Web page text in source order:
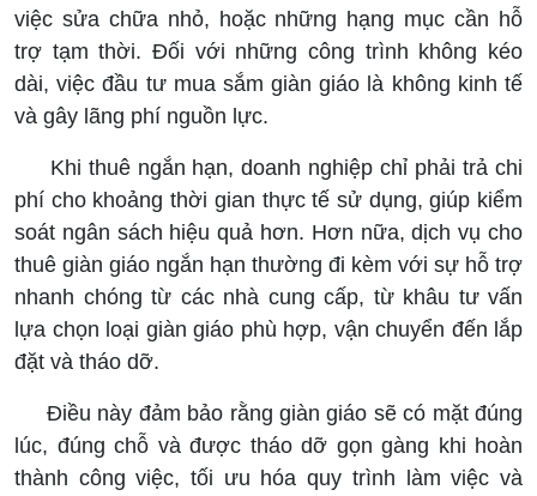
việc sửa chữa nhỏ, hoặc những hạng mục cần hỗ
trợ tạm thời. Đối với những công trình không kéo
dài, việc đầu tư mua sắm giàn giáo là không kinh tế
và gây lãng phí nguồn lực.
Khi thuê ngắn hạn, doanh nghiệp chỉ phải trả chi
phí cho khoảng thời gian thực tế sử dụng, giúp kiểm
soát ngân sách hiệu quả hơn. Hơn nữa, dịch vụ cho
thuê giàn giáo ngắn hạn thường đi kèm với sự hỗ trợ
nhanh chóng từ các nhà cung cấp, từ khâu tư vấn
lựa chọn loại giàn giáo phù hợp, vận chuyển đến lắp
đặt và tháo dỡ.
Điều này đảm bảo rằng giàn giáo sẽ có mặt đúng
lúc, đúng chỗ và được tháo dỡ gọn gàng khi hoàn
thành công việc, tối ưu hóa quy trình làm việc và